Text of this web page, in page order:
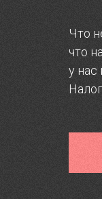
Что
что
у нас